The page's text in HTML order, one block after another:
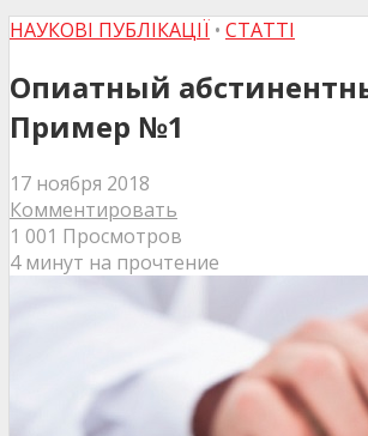
НАУКОВІ ПУБЛІКАЦІЇ • СТАТТІ
Опиатный
Пример №1
17 ноября 2018
Комментировать
1 001 Просмотров
4 минут на прочтение